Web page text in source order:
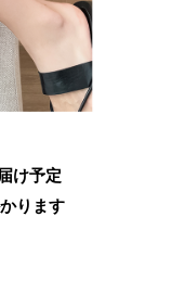
け予定
ります